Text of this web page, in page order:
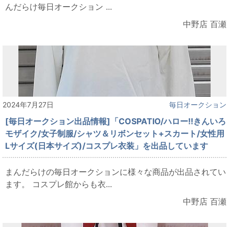
んだらけ毎日オークション ...
中野店 百瀬
2024年7月27日 毎日オークション
[毎日オークション出品情報]「COSPATIO/ハロー!!きんいろ
モザイク/女子制服/シャツ＆リボンセット+スカート/女性用
Lサイズ(日本サイズ)/コスプレ衣装」を出品しています
まんだらけの毎日オークションに様々な商品が出品されてい
ます。 コスプレ館からも衣...
中野店 百瀬